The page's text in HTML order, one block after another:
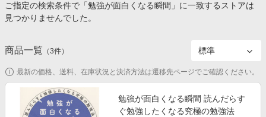
百貨店・総合ECモール
食品・スイーツ・お酒
コスメ・健康・医薬品
キッズ・ベビー用品
イベント一覧
初回購入者限定特典
対象ストア新規限定特典
新着ストアのご紹介
電子書籍特集
楽天IDでログイン/会員登録
ご指定の検索条件で「勉強が面白くなる瞬間」に一致するストアは
見つかりませんでした。
商品一覧 （3件）
最新の価格、送料、在庫状況と決済方法は遷移先ページでご確認ください。
勉強が面白くなる瞬間 読んだらす
ぐ勉強したくなる究極の勉強法